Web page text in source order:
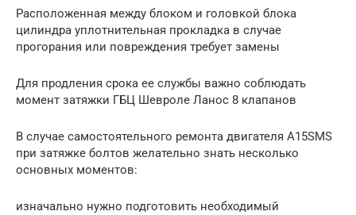
Расположенная между блоком и головкой блока
цилиндра уплотнительная прокладка в случае
прогорания или повреждения требует замены
Для продления срока ее службы важно соблюдать
момент затяжки ГБЦ Шевроле Ланос 8 клапанов
В случае самостоятельного ремонта двигателя A15SMS
при затяжке болтов желательно знать несколько
основных моментов:
изначально нужно подготовить необходимый